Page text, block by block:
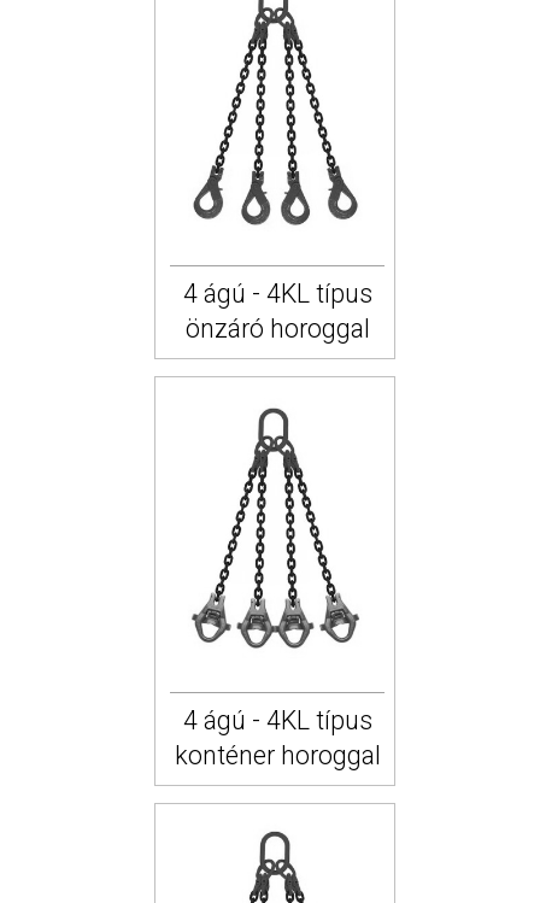
4 ágú - 4KL típus
önzáró horoggal
4 ágú - 4KL típus
konténer horoggal